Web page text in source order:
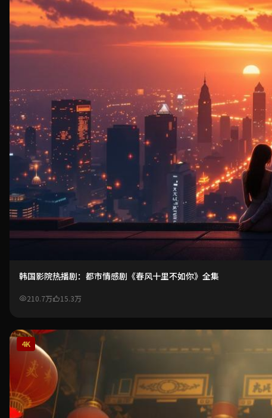
韩国影院热播剧：都市情感剧《春风十里不如你》全集
210.7万 15.3万
4K